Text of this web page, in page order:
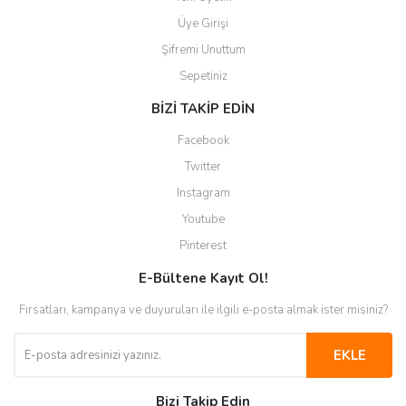
Üye Girişi
Şifremi Unuttum
Sepetiniz
BİZİ TAKİP EDİN
Facebook
Twitter
Instagram
Youtube
Pinterest
E-Bültene Kayıt Ol!
Fırsatları, kampanya ve duyuruları ile ilgili e-posta almak ister misiniz?
EKLE
Bizi Takip Edin